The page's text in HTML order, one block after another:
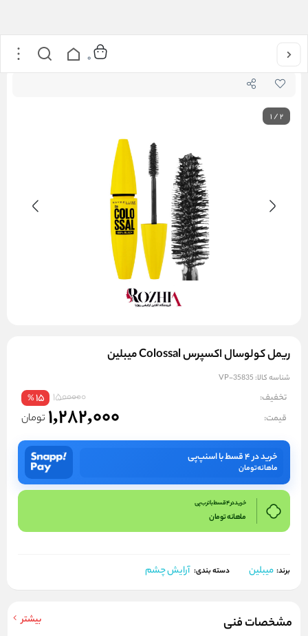
خانه 0
1/2
ریمل کولوسال اکسپرس Colossal میبلین
شناسه کالا: VP-35835
تخفیف: 1500000
15
%
قیمت: 1,282,000 تومان
خرید در ۴ قسط با اسنپ‌پی
ماهانهتومان
خرید در 4 قسط با ترب پی
ماهانهتومان
برند: میبلین دسته بندی: آرایش چشم
مشخصات فنی بیشتر